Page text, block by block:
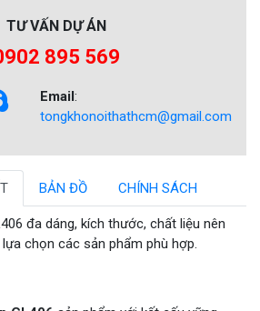
TƯ VẤN DỰ ÁN
895 569
Email:
tongkhonoithathcm@gmail.com
BẢN ĐỒ CHÍNH SÁCH
đa dáng, kích thước, chất liệu nên
chọn các sản phẩm phù hợp.